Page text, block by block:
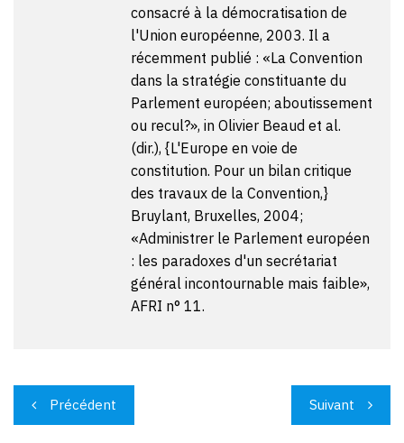
consacré à la démocratisation de
l'Union européenne, 2003. Il a
récemment publié : «La Convention
dans la stratégie constituante du
Parlement européen; aboutissement
ou recul?», in Olivier Beaud et al.
(dir.), {L'Europe en voie de
constitution. Pour un bilan critique
des travaux de la Convention,}
Bruylant, Bruxelles, 2004;
«Administrer le Parlement européen
: les paradoxes d'un secrétariat
général incontournable mais faible»,
AFRI n° 11.
Navigation
de
Précédent Suivant